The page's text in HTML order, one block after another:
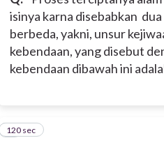
isinya karna disebabkan
berbeda, yakni, unsur
kebendaan, yang disebut
kebendaan dibawah ini
4
120 sec